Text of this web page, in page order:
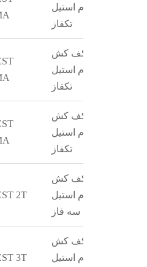
تمام استیل
کف کش
تمام استیل
کف کش
تمام استیل
BEST 2T
کف کش
تمام استیل
BEST 3T
کف کش
تمام استیل